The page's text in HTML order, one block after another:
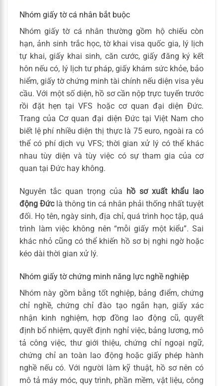
Nhóm giấy tờ cá nhân bắt buộc
Nhóm giấy tờ cá nhân thường gồm hộ chiếu còn
hạn, ảnh sinh trắc học, tờ khai visa quốc gia, lý lịch
tự khai, giấy khai sinh, căn cước, giấy đăng ký kết
hôn nếu có, lý lịch tư pháp, giấy khám sức khỏe, bảo
hiểm, giấy tờ chứng minh tài chính nếu diện visa yêu
cầu. Với một số diện, hồ sơ cần nộp trực tuyến trước
rồi đặt hẹn tại VFS hoặc cơ quan đại diện Đức.
Trang của Cơ quan đại diện Đức tại Việt Nam cho
biết lệ phí nhiều diện thị thực là 75 euro, ngoài ra có
thể có phí dịch vụ VFS; thời gian xử lý có thể khác
nhau tùy diện và tùy việc có sự tham gia của cơ
quan tại Đức hay không.
Nguyên tắc quan trọng của hồ sơ xuất khẩu lao
động Đứclà thông tin cá nhân phải thống nhất tuyệt
đối. Họ tên, ngày sinh, địa chỉ, quá trình học tập, quá
trình làm việc không nên “mỗi giấy một kiểu”. Sai
khác nhỏ cũng có thể khiến hồ sơ bị nghi ngờ hoặc
kéo dài thời gian xử lý.
Nhóm giấy tờ chứng minh năng lực nghề nghiệp
Nhóm này gồm bằng tốt nghiệp, bảng điểm, chứng
chỉ nghề, chứng chỉ đào tạo ngắn hạn, giấy xác
nhận kinh nghiệm, hợp đồng lao động cũ, quyết
định bổ nhiệm, quyết định nghỉ việc, bảng lương, mô
tả công việc, thư giới thiệu, chứng chỉ ngoại ngữ,
chứng chỉ an toàn lao động hoặc giấy phép hành
nghề nếu có. Với người làm kỹ thuật, hồ sơ nên có
mô tả máy móc, quy trình, phần mềm, vật liệu, công